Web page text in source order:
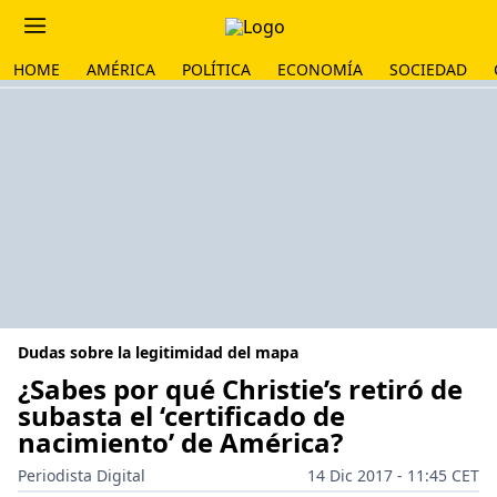
HOME AMÉRICA POLÍTICA ECONOMÍA SOCIEDAD
Dudas sobre la legitimidad del mapa
¿Sabes por qué Christie’s retiró de
subasta el ‘certificado de
nacimiento’ de América?
Periodista Digital
14 Dic 2017 - 11:45 CET